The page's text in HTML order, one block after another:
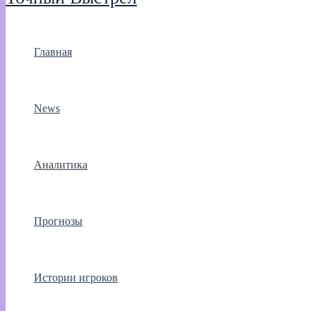
Главная
News
Аналитика
Прогнозы
Истории игроков